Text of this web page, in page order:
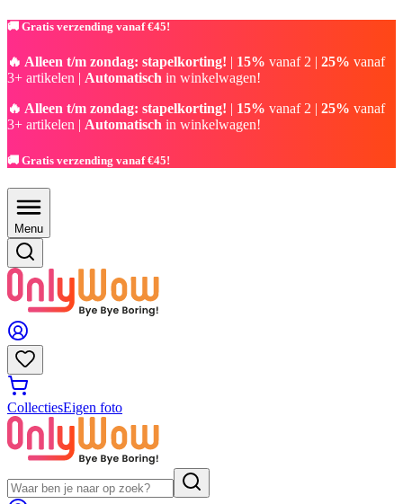
🚚 Gratis verzending vanaf €45!
🔥 Alleen t/m zondag: stapelkorting! | 15% vanaf 2 | 25% vanaf
3+ artikelen | Automatisch in winkelwagen!
🔥 Alleen t/m zondag: stapelkorting! | 15% vanaf 2 | 25% vanaf
3+ artikelen | Automatisch in winkelwagen!
🚚 Gratis verzending vanaf €45!
Menu
CollectiesEigen foto